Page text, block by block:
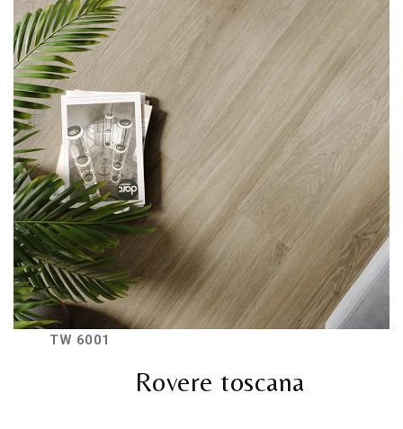
TW 6001
Rovere toscana